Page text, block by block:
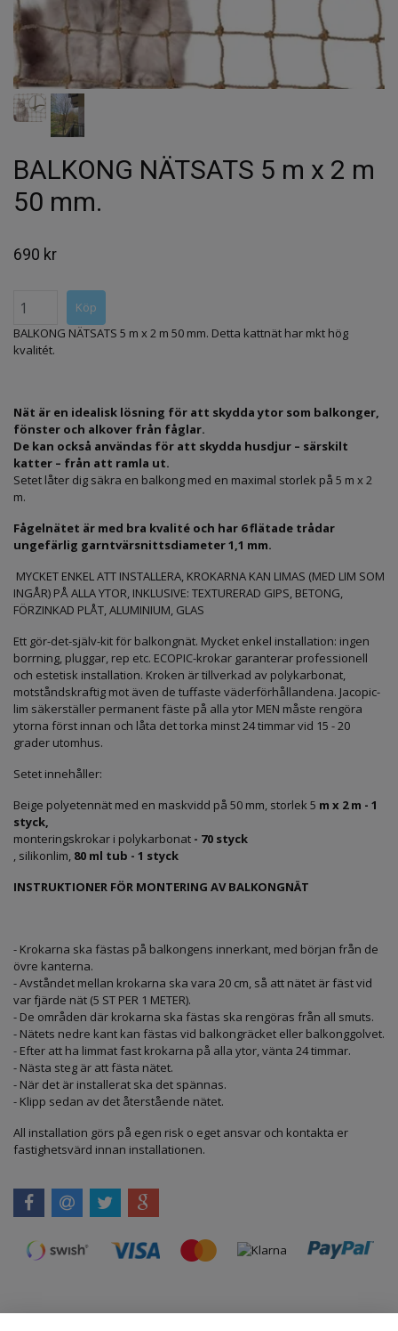
BALKONG NÄTSATS 5 m x 2 m
50 mm.
690 kr
BALKONG NÄTSATS 5 m x 2 m 50 mm. Detta kattnät har mkt hög
kvalitét.
Nät är en idealisk lösning för att skydda ytor som balkonger,
fönster och alkover från fåglar.
De kan också användas för att skydda husdjur – särskilt
katter – från att ramla ut.
Setet låter dig säkra en balkong med en maximal storlek på 5 m x 2
m.
Fågelnätet är med bra kvalité och har 6 flätade trådar
ungefärlig garntvärsnittsdiameter 1,1 mm.
MYCKET ENKEL ATT INSTALLERA, KROKARNA KAN LIMAS (MED LIM SOM
INGÅR) PÅ ALLA YTOR, INKLUSIVE: TEXTURERAD GIPS, BETONG,
FÖRZINKAD PLÅT, ALUMINIUM, GLAS
Ett gör-det-själv-kit för balkongnät. Mycket enkel installation: ingen
borrning, pluggar, rep etc. ECOPIC-krokar garanterar professionell
och estetisk installation. Kroken är tillverkad av polykarbonat,
motståndskraftig mot även de tuffaste väderförhållandena. Jacopic-
lim säkerställer permanent fäste på alla ytor MEN måste rengöra
ytorna först innan och låta det torka minst 24 timmar vid 15 - 20
grader utomhus.
Setet innehåller:
Beige polyetennät med en maskvidd på 50 mm, storlek 5 m x 2 m - 1
styck,
monteringskrokar i polykarbonat - 70 styck
, silikonlim, 80 ml tub - 1 styck
INSTRUKTIONER FÖR MONTERING AV BALKONGNÄT
- Krokarna ska fästas på balkongens innerkant, med början från de
övre kanterna.
- Avståndet mellan krokarna ska vara 20 cm, så att nätet är fäst vid
var fjärde nät (5 ST PER 1 METER).
- De områden där krokarna ska fästas ska rengöras från all smuts.
- Nätets nedre kant kan fästas vid balkongräcket eller balkonggolvet.
- Efter att ha limmat fast krokarna på alla ytor, vänta 24 timmar.
- Nästa steg är att fästa nätet.
- När det är installerat ska det spännas.
- Klipp sedan av det återstående nätet.
All installation görs på egen risk o eget ansvar och kontakta er
fastighetsvärd innan installationen.